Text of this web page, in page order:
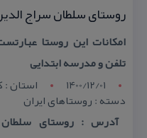
روستای سلطان سراج
امكانات این روستا
تلفن و مدرسه ابتدایی
1400/12/01
استان
دسته : روستاهای ایران
آدرس : روستای